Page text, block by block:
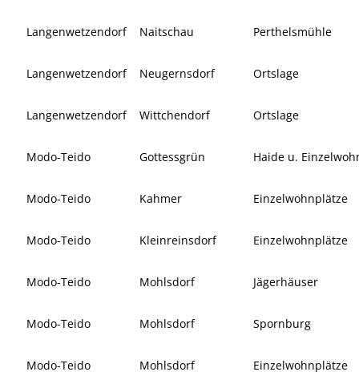
Langenwetzendorf Naitschau Perthelsmühle
Langenwetzendorf Neugernsdorf Ortslage
Langenwetzendorf Wittchendorf Ortslage
Modo-Teido Gottessgrün Haide u.
Modo-Teido Kahmer Einzelwohnplätze
Modo-Teido Kleinreinsdorf Einzelwohnplätze
Modo-Teido Mohlsdorf Jägerhäuser
Modo-Teido Mohlsdorf Spornburg
Modo-Teido Mohlsdorf Einzelwohnplätze